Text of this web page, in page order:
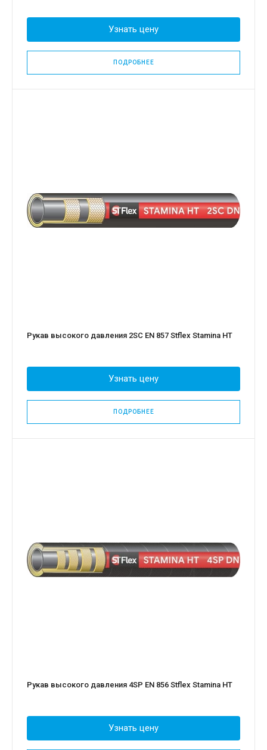
Узнать цену
ПОДРОБНЕЕ
Рукав высокого давления 2SC EN 857 Stflex Stamina HT
Узнать цену
ПОДРОБНЕЕ
Рукав высокого давления 4SP EN 856 Stflex Stamina HT
Узнать цену